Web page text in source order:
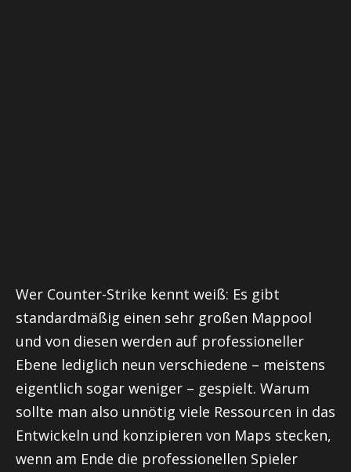
Wer Counter-Strike kennt weiß: Es gibt
standardmäßig einen sehr großen Mappool
und von diesen werden auf professioneller
Ebene lediglich neun verschiedene – meistens
eigentlich sogar weniger – gespielt. Warum
sollte man also unnötig viele Ressourcen in das
Entwickeln und konzipieren von Maps stecken,
wenn am Ende die professionellen Spieler